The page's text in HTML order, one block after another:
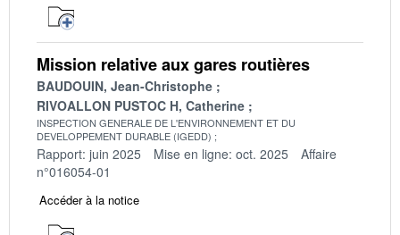
Mission relative aux gares routières
BAUDOUIN, Jean-Christophe
RIVOALLON PUSTOC H, Catherine
INSPECTION GENERALE DE L'ENVIRONNEMENT ET DU
DEVELOPPEMENT DURABLE (IGEDD)
Rapport: juin 2025 Mise en ligne: oct. 2025
Affaire
n°016054-01
Accéder à la notice